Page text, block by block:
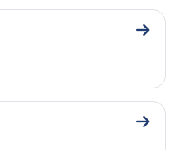
Ir a
Ir a